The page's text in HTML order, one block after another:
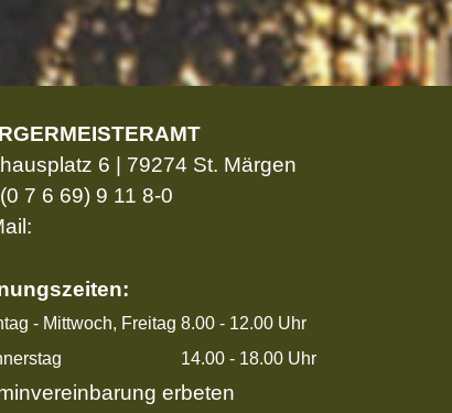
6 | 79274 St. Märgen
(0 7 6 69) 9 11 8-0
- Mittwoch, Freitag 8.00 - 12.00 Uhr
14.00 - 18.00 Uhr
erbeten